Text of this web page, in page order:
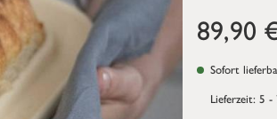
89,90
Sofort
Lieferzeit: 5 -